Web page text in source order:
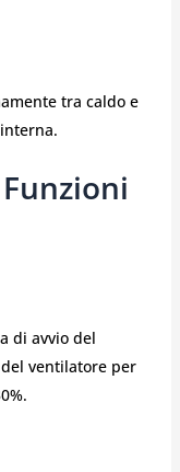
tra caldo e
di avvio del
ventilatore per